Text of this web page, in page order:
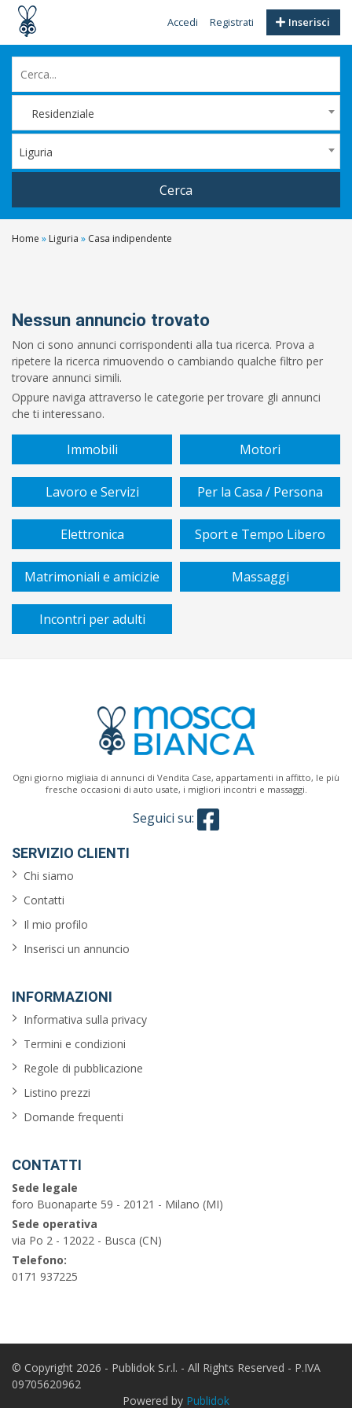
Inserisci
Accedi Registrati
Residenziale
Liguria
Cerca
€
A
€
Vendita
affitto
Tipo
di
energetica
giardino
ascensore
condizionata
garage
barbecue
vista
sul
mare
Cerca
Home » Liguria » Casa indipendente
Nessun annuncio trovato
Non ci sono annunci corrispondenti alla tua ricerca. Prova a
ripetere la ricerca rimuovendo o cambiando qualche filtro per
trovare annunci simili.
Oppure naviga attraverso le categorie per trovare gli annunci
che ti interessano.
Immobili Motori
Lavoro e Servizi Per la Casa / Persona
Elettronica Sport e Tempo Libero
Matrimoniali e amicizie Massaggi
Incontri per adulti
Ogni giorno migliaia di annunci di Vendita Case, appartamenti in affitto, le più
fresche occasioni di auto usate, i migliori incontri e massaggi.
Seguici su:
SERVIZIO CLIENTI
Chi siamo
Contatti
Il mio profilo
Inserisci un annuncio
INFORMAZIONI
Informativa sulla privacy
Termini e condizioni
Regole di pubblicazione
Listino prezzi
Domande frequenti
CONTATTI
Sede legale
foro Buonaparte 59 - 20121 - Milano (MI)
Sede operativa
via Po 2 - 12022 - Busca (CN)
Telefono:
0171 937225
© Copyright 2026 - Publidok S.r.l. - All Rights Reserved - P.IVA
09705620962
Powered by Publidok